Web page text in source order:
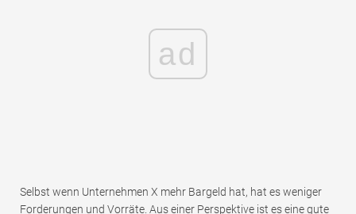
ad
Selbst wenn Unternehmen X mehr Bargeld hat, hat es weniger
Forderungen und Vorräte. Aus einer Perspektive ist es eine gute